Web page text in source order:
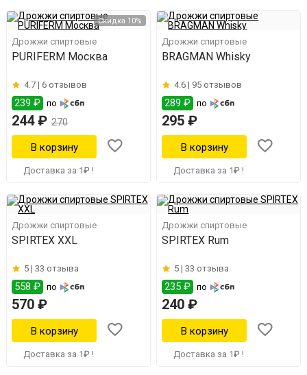
Скидка 10%
Дрожжи спиртовые
PURIFERM Москва
4.7 | 6 отзывов
239 ₽ по
244 ₽ 270
Доставка за 1₽ !
Дрожжи спиртовые
BRAGMAN Whisky
4.6 | 95 отзывов
289 ₽ по
295 ₽
Доставка за 1₽ !
Дрожжи спиртовые
SPIRTEX XXL
5 | 33 отзыва
558 ₽ по
570 ₽
Доставка за 1₽ !
Дрожжи спиртовые
SPIRTEX Rum
5 |33 отзыва
235 ₽ по
240 ₽
Доставка за 1₽ !